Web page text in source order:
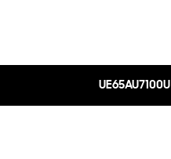
UE65AU7100U